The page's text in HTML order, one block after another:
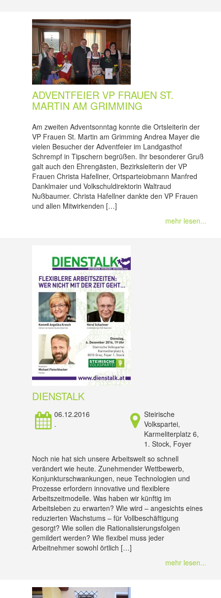
ADVENTFEIER VP FRAUEN ST.
MARTIN AM GRIMMING
Am zweiten Adventsonntag konnte die Ortsleiterin der
VP Frauen St. Martin am Grimming Andrea Mayer die
vielen Besucher der Adventfeier im Landgasthof
Schrempf in Tipschern begrüßen. Ihr besonderer Gruß
galt auch den Ehrengästen, Bezirksleiterin der VP
Frauen Christa Hafellner, Ortsparteiobmann Manfred
Danklmaier und Volkschuldirektorin Waltraud
Nußbaumer. Christa Hafellner dankte den VP Frauen
und allen Mitwirkenden […]
mehr lesen...
DIENSTALK
06.12.2016
.
Steirische
Volkspartei,
Karmeliterplatz 6,
1. Stock, Foyer
Noch nie hat sich unsere Arbeitswelt so schnell
verändert wie heute. Zunehmender Wettbewerb,
Konjunkturschwankungen, neue Technologien und
Prozesse erfordern innovative und flexiblere
Arbeitszeitmodelle. Was haben wir künftig im
Arbeitsleben zu erwarten? Wie wird – angesichts eines
reduzierten Wachstums – für Vollbeschäftigung
gesorgt? Wie sollen die Rationalisierungsfolgen
gemildert werden? Wie flexibel muss jeder
Arbeitnehmer sowohl örtlich […]
mehr lesen...